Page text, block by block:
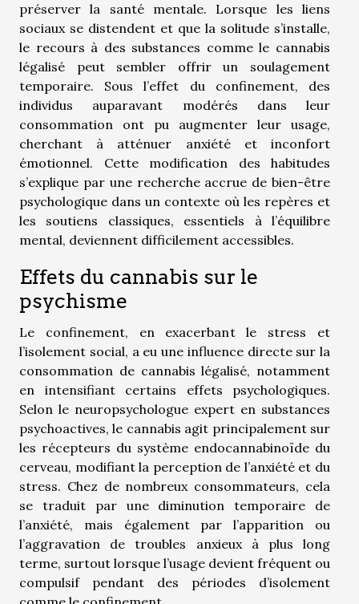
préserver la santé mentale. Lorsque les liens
sociaux se distendent et que la solitude s’installe,
le recours à des substances comme le cannabis
légalisé peut sembler offrir un soulagement
temporaire. Sous l’effet du confinement, des
individus auparavant modérés dans leur
consommation ont pu augmenter leur usage,
cherchant à atténuer anxiété et inconfort
émotionnel. Cette modification des habitudes
s’explique par une recherche accrue de bien-être
psychologique dans un contexte où les repères et
les soutiens classiques, essentiels à l’équilibre
mental, deviennent difficilement accessibles.
Effets du cannabis sur le
psychisme
Le confinement, en exacerbant le stress et
l’isolement social, a eu une influence directe sur la
consommation de cannabis légalisé, notamment
en intensifiant certains effets psychologiques.
Selon le neuropsychologue expert en substances
psychoactives, le cannabis agit principalement sur
les récepteurs du système endocannabinoïde du
cerveau, modifiant la perception de l’anxiété et du
stress. Chez de nombreux consommateurs, cela
se traduit par une diminution temporaire de
l’anxiété, mais également par l’apparition ou
l’aggravation de troubles anxieux à plus long
terme, surtout lorsque l’usage devient fréquent ou
compulsif pendant des périodes d’isolement